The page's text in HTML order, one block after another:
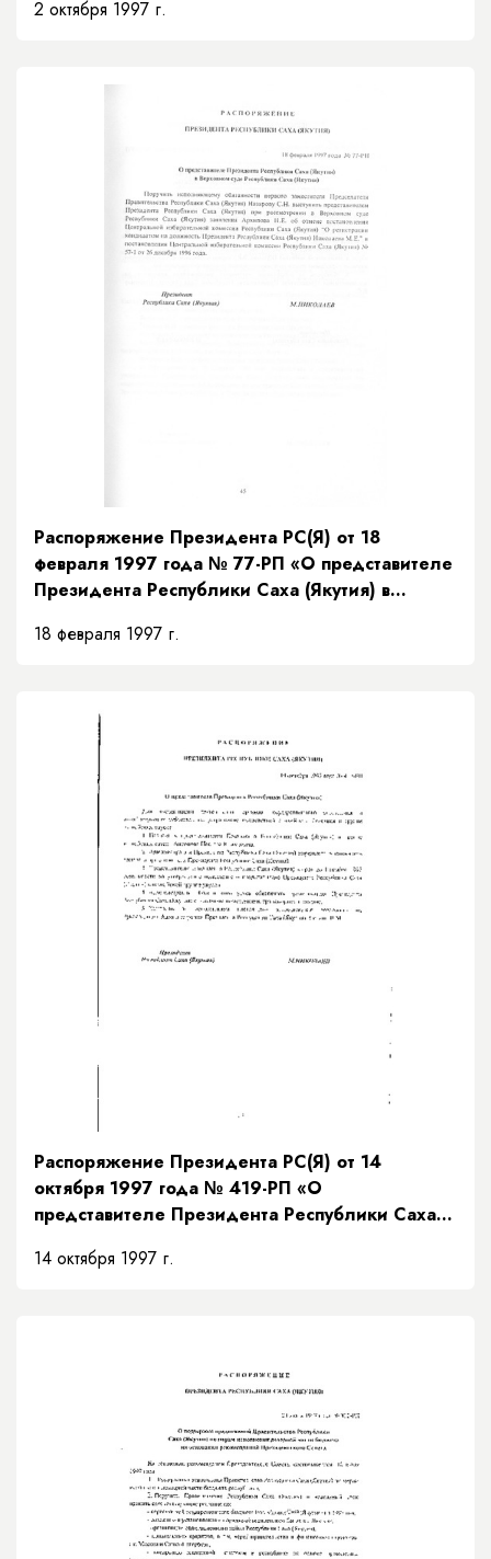
2 октября 1997 г.
Распоряжение Президента РС(Я) от 18
февраля 1997 года № 77-РП «О представителе
Президента Республики Саха (Якутия) в
18 февраля 1997 г.
Распоряжение Президента РС(Я) от 14
октября 1997 года № 419-РП «О
представителе Президента Республики Саха
14 октября 1997 г.